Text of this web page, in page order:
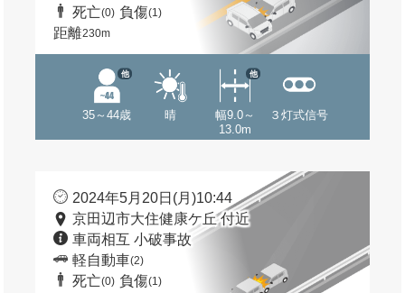
死亡(0) 負傷(1)
距離230m
35～44歳
他
晴
幅9.0～
13.0m
他
３灯式信号
2024年5月20日(月)10:44
京田辺市大住健康ケ丘 付近
車両相互 小破事故
軽自動車(2)
死亡(0) 負傷(1)